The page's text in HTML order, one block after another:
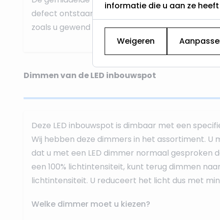
defect ontstaan dan kan de GU10 spot
zoals u gewend bent van halogeenspots.
Dimmen van de LED inbouwspot
Deze LED inbouwspot is dimbaar met een
Wij hebben deze dimmers in het assortiment. U
dat u met een LED dimmer normaal gesproken
een 100% lichtintensiteit, kunt terug dimmen
lichtintensiteit. U reduceert het licht dus met
Welke dimmer moet u kiezen?
informatie die u aan ze
Weigeren